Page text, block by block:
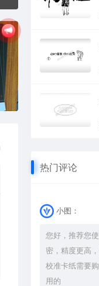
热门评论
小图：
您好，推荐您
密，精度更高
校准卡纸需要
用的